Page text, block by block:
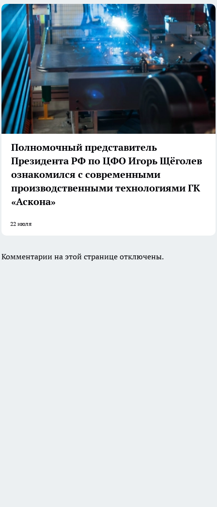
Полномочный представитель
Президента РФ по ЦФО Игорь Щёголев
ознакомился с современными
производственными технологиями ГК
«Аскона»
22 июля
Комментарии на этой странице отключены.